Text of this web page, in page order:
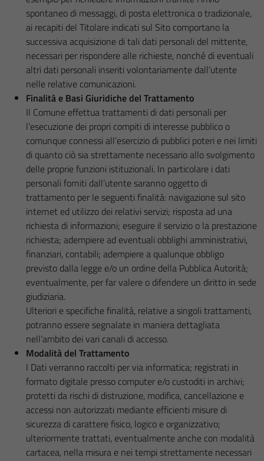
spontaneo di messaggi, di posta elettronica o tradizionale,
ai recapiti del Titolare indicati sul Sito comportano la
successiva acquisizione di tali dati personali del mittente,
necessari per rispondere alle richieste, nonché di eventuali
altri dati personali inseriti volontariamente dall’utente
nelle relative comunicazioni.
Finalità e Basi Giuridiche del Trattamento
Il Comune effettua trattamenti di dati personali per
l’esecuzione dei propri compiti di interesse pubblico o
comunque connessi all’esercizio di pubblici poteri e nei limiti
di quanto ciò sia strettamente necessario allo svolgimento
delle proprie funzioni istituzionali. In particolare i dati
personali forniti dall’utente saranno oggetto di
trattamento per le seguenti finalità: navigazione sul sito
internet ed utilizzo dei relativi servizi; risposta ad una
richiesta di informazioni; eseguire il servizio o la prestazione
richiesta; adempiere ad eventuali obblighi amministrativi,
finanziari, contabili; adempiere a qualunque obbligo
previsto dalla legge e/o un ordine della Pubblica Autorità;
eventualmente, per far valere o difendere un diritto in sede
giudiziaria.
Ulteriori e specifiche finalità, relative a singoli trattamenti,
potranno essere segnalate in maniera dettagliata
nell’ambito dei vari canali di accesso.
Modalità del Trattamento
I Dati verranno raccolti per via informatica; registrati in
formato digitale presso computer e/o custoditi in archivi;
protetti da rischi di distruzione, modifica, cancellazione e
accessi non autorizzati mediante efficienti misure di
sicurezza di carattere fisico, logico e organizzativo;
ulteriormente trattati, eventualmente anche con modalità
cartacea, nella misura e nei tempi strettamente necessari